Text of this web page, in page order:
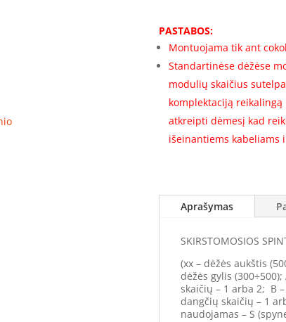
(1800x1200x500)
(366
mod.)
PASTABOS:
Montuojama tik ant
Standartinėse dėžėse
modulių skaičius
komplektaciją
atkreipti dėmesį kad
išeinantiems kabeliams
Aprašymas
SKIRSTOMOSIOS
(xx – dėžės aukštis
dėžės gylis
skaičių – 1 arba 2; B
dangčių skaičių – 1
naudojamas – S